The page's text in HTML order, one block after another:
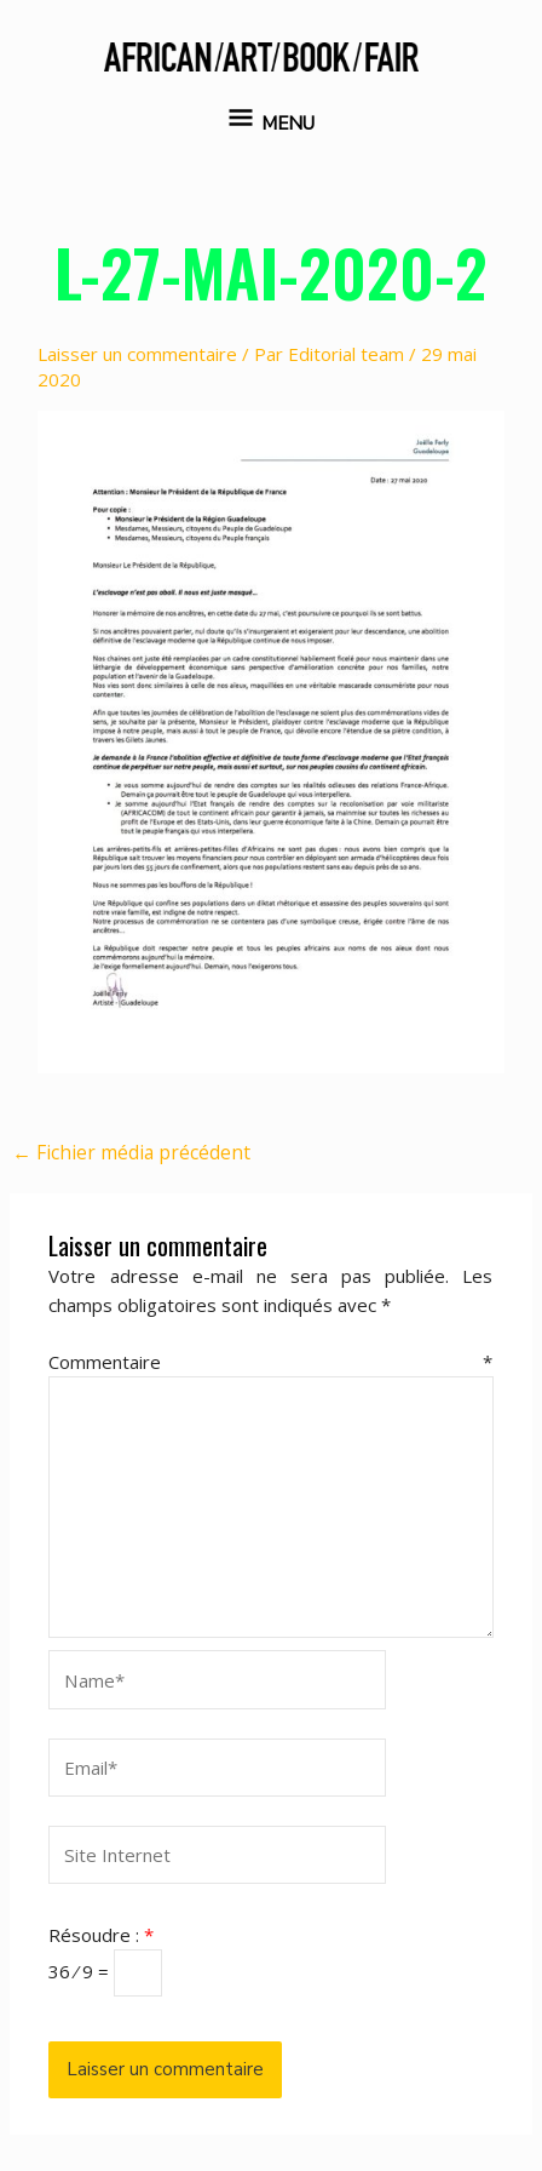
MENU
MENU
L-27-MAI-2020-2
Laisser un commentaire / Par Editorial team / 29 mai
2020
← Fichier média précédent
Laisser un commentaire
Votre adresse e-mail ne sera pas publiée.
Les
champs obligatoires sont indiqués avec*
Commentaire*
Internet
Résoudre :*
36 ⁄ 9 =